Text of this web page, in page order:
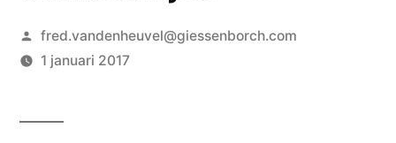
Geplaatst
door
fred.vandenheuvel@giessenborch.com
1 januari 2017